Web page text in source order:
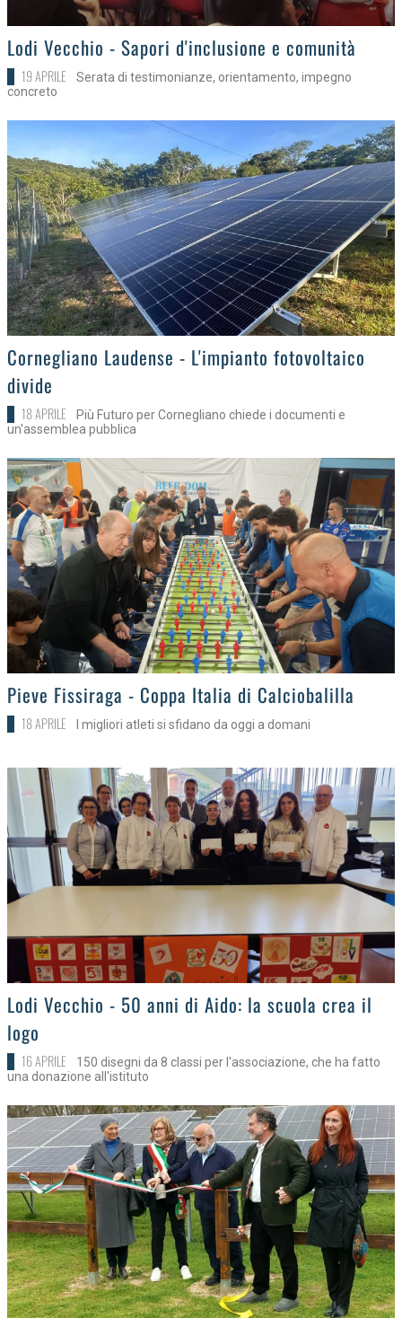
>Lodi Vecchio - Sapori d'inclusione e comunità
19 APRILE
Serata di testimonianze, orientamento, impegno
concreto
>
Cornegliano Laudense - L'impianto fotovoltaico
divide
18 APRILE
Più Futuro per Cornegliano chiede i documenti e
un'assemblea pubblica
>
Pieve Fissiraga - Coppa Italia di Calciobalilla
18 APRILE I migliori atleti si sfidano da oggi a domani
>Lodi Vecchio - 50 anni di Aido: la scuola crea il
logo
16 APRILE
150 disegni da 8 classi per l'associazione, che ha fatto
una donazione all'istituto